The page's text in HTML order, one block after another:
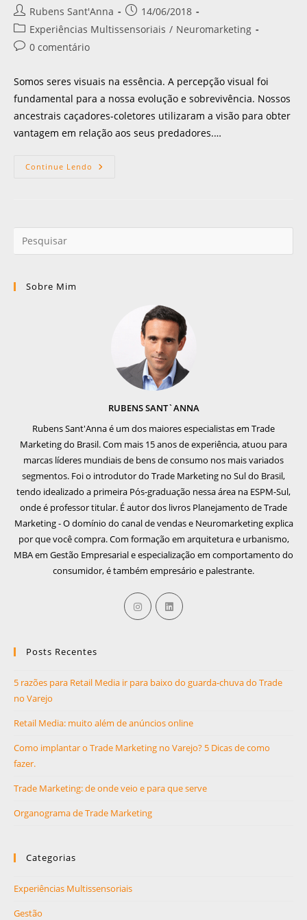
Rubens Sant'Anna
14/06/2018
Experiências Multissensoriais / Neuromarketing
0 comentário
Somos seres visuais na essência. A percepção visual foi
fundamental para a nossa evolução e sobrevivência. Nossos
ancestrais caçadores-coletores utilizaram a visão para obter
vantagem em relação aos seus predadores.…
Continue Lendo
Sobre Mim
RUBENS SANT`ANNA
Rubens Sant'Anna é um dos maiores especialistas em Trade
Marketing do Brasil. Com mais 15 anos de experiência, atuou para
marcas líderes mundiais de bens de consumo nos mais variados
segmentos. Foi o introdutor do Trade Marketing no Sul do Brasil,
tendo idealizado a primeira Pós-graduação nessa área na ESPM-Sul,
onde é professor titular. É autor dos livros Planejamento de Trade
Marketing - O domínio do canal de vendas e Neuromarketing explica
por que você compra. Com formação em arquitetura e urbanismo,
MBA em Gestão Empresarial e especialização em comportamento do
consumidor, é também empresário e palestrante.
Posts Recentes
5 razões para Retail Media ir para baixo do guarda-chuva do Trade
no Varejo
Retail Media: muito além de anúncios online
Como implantar o Trade Marketing no Varejo? 5 Dicas de como
fazer.
Trade Marketing: de onde veio e para que serve
Organograma de Trade Marketing
Categorias
Experiências Multissensoriais
Gestão